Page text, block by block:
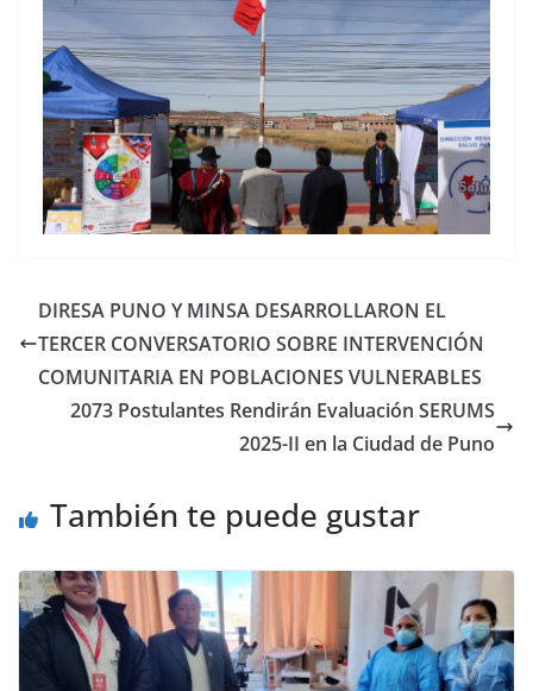
DIRESA PUNO Y MINSA DESARROLLARON EL
TERCER CONVERSATORIO SOBRE INTERVENCIÓN
COMUNITARIA EN POBLACIONES VULNERABLES
2073 Postulantes Rendirán Evaluación SERUMS
2025-II en la Ciudad de Puno
También te puede gustar